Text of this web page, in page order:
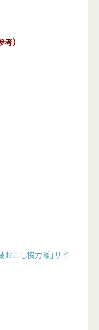
）
おこし協力隊」サイ